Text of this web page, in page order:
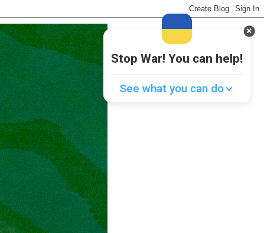
Stop War! You can help!
See what you can do